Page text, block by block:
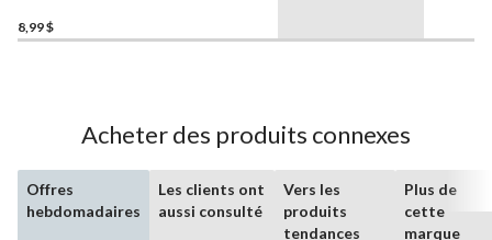
8,99 $
Acheter des produits connexes
Offres
hebdomadaires
Les clients ont
aussi consulté
Vers les
produits
tendances
Plus de
cette
marque